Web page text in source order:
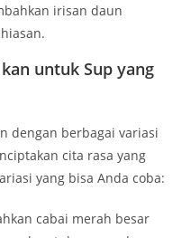
irisan daun
untuk Sup yang
dengan berbagai variasi
cita rasa yang
yang bisa Anda coba:
cabai merah besar